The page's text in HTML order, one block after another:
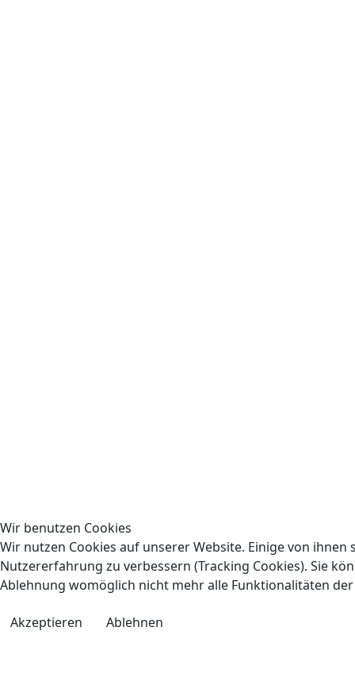
Wir benutzen Cookies
Wir nutzen Cookies auf unserer Website. Einige von
Nutzererfahrung zu verbessern (Tracking Cookies). Sie
Ablehnung womöglich nicht mehr alle Funktionalitäten
Akzeptieren Ablehnen